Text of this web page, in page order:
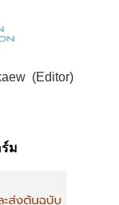
(Editor)
ม